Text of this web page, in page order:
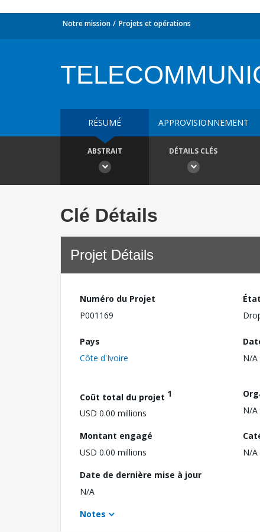
Notre mission Projets et opérations
RÉSUMÉ APPROVISIONNEMENT
ABSTRAIT DÉTAILS CLÉS
Clé Détails
Projet Détails
Numéro du Projet
P001169
État
Pays
Côte d'Ivoire
N/A
Coût total du projet 1
USD 0.00 millions
N/A
Montant engagé
USD 0.00 millions
N/A
Date de dernière mise à jour
N/A
Notes